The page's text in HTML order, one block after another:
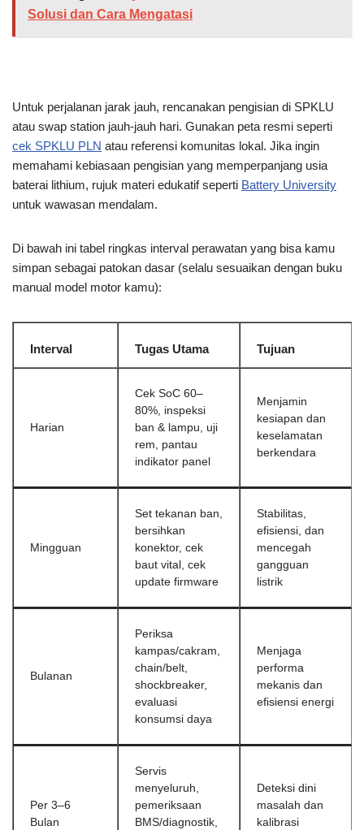
Solusi dan Cara Mengatasi
Untuk perjalanan jarak jauh, rencanakan pengisian di SPKLU
atau swap station jauh-jauh hari. Gunakan peta resmi seperti
cek SPKLU PLN atau referensi komunitas lokal. Jika ingin
memahami kebiasaan pengisian yang memperpanjang usia
baterai lithium, rujuk materi edukatif seperti Battery University
untuk wawasan mendalam.
Di bawah ini tabel ringkas interval perawatan yang bisa kamu
simpan sebagai patokan dasar (selalu sesuaikan dengan buku
manual model motor kamu):
Interval Tugas Utama Tujuan
Harian
Cek SoC 60–
80%, inspeksi
ban & lampu, uji
rem, pantau
indikator panel
Menjamin
kesiapan dan
keselamatan
berkendara
Mingguan
Set tekanan ban,
bersihkan
konektor, cek
baut vital, cek
update firmware
Stabilitas,
efisiensi, dan
mencegah
gangguan
listrik
Bulanan
Periksa
kampas/cakram,
chain/belt,
shockbreaker,
evaluasi
konsumsi daya
Menjaga
performa
mekanis dan
efisiensi energi
Per 3–6
Bulan
Servis
menyeluruh,
pemeriksaan
BMS/diagnostik,
Deteksi dini
masalah dan
kalibrasi